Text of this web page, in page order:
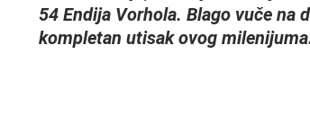
54 Endija Vorhola. Blago vuče na
kompletan utisak ovog